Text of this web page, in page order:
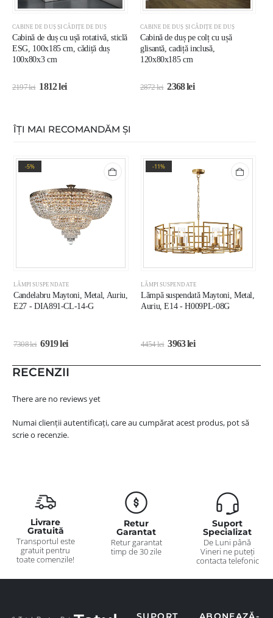
CABINE DE DUȘ ȘI CĂDIȚE DE DUȘ
Cabină de duș cu ușă rotativă, sticlă
ESG, 100x185 cm, cădiță duș
100x80x3 cm
2197lei 1812lei
CABINE DE DUȘ ȘI CĂDIȚE DE DUȘ
Cabină de duș pe colț cu ușă
glisantă, cadiță inclusă,
120x80x185 cm
2872lei 2368lei
ÎȚI MAI RECOMANDĂM ȘI
-5%
LĂMPI SUSPENDATE
Candelabru Maytoni, Metal, Auriu,
E27 - DIA891-CL-14-G
7308lei 6919lei
-11%
LĂMPI SUSPENDATE
Lămpă suspendată Maytoni, Metal,
Auriu, E14 - H009PL-08G
4454lei 3963lei
RECENZII
There are no reviews yet
Numai clienții autentificați, care au cumpărat acest produs, pot să
scrie o recenzie.
Livrare
Gratuită
Transportul este
gratuit pentru
toate comenzile!
Retur
Garantat
Retur garantat
timp de 30 zile
Suport
Specializat
De Luni până
Vineri ne puteți
contacta telefonic